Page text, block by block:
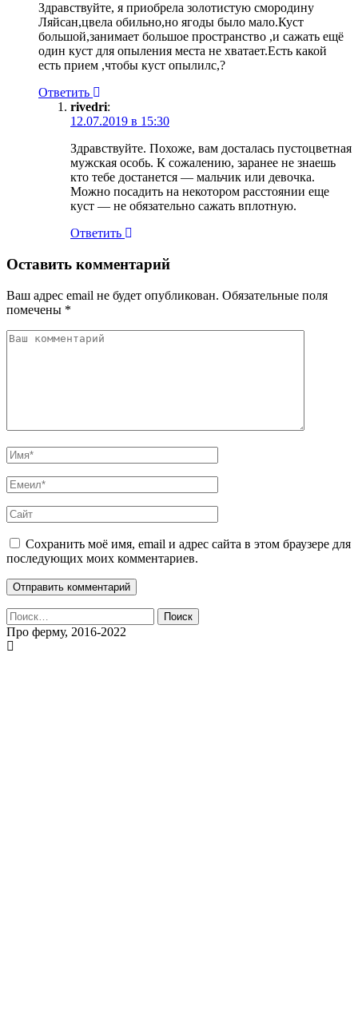
Здравствуйте, я приобрела золотистую cмородину
Ляйсан,цвела обильно,но ягоды было мало.Куст
большой,занимает большое пространство ,и сажать ещё
один куст для опыления места не хватает.Есть какой
есть прием ,чтобы куст опылилс,?
Ответить
rivedri:
12.07.2019 в 15:30
Здравствуйте. Похоже, вам досталась пустоцветная
мужская особь. К сожалению, заранее не знаешь
кто тебе достанется — мальчик или девочка.
Можно посадить на некотором расстоянии еще
куст — не обязательно сажать вплотную.
Ответить
Оставить комментарий
Ваш адрес email не будет опубликован. Обязательные поля
помечены *
Сохранить моё имя, email и адрес сайта в этом браузере для
последующих моих комментариев.
Найти:
Про ферму, 2016-2022